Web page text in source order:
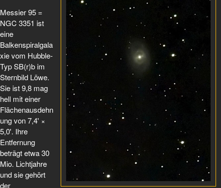
Messier 95 =
NGC 3351 ist
eine
Balkenspiralgala
xie vom Hubble-
Typ SB(r)b im
Sternbild Löwe.
Sie ist 9,8 mag
hell mit einer
Flächenausdehn
ung von 7,4' ×
5,0'. Ihre
Entfernung
beträgt etwa 30
Mio. Lichtjahre
und sie gehört
der